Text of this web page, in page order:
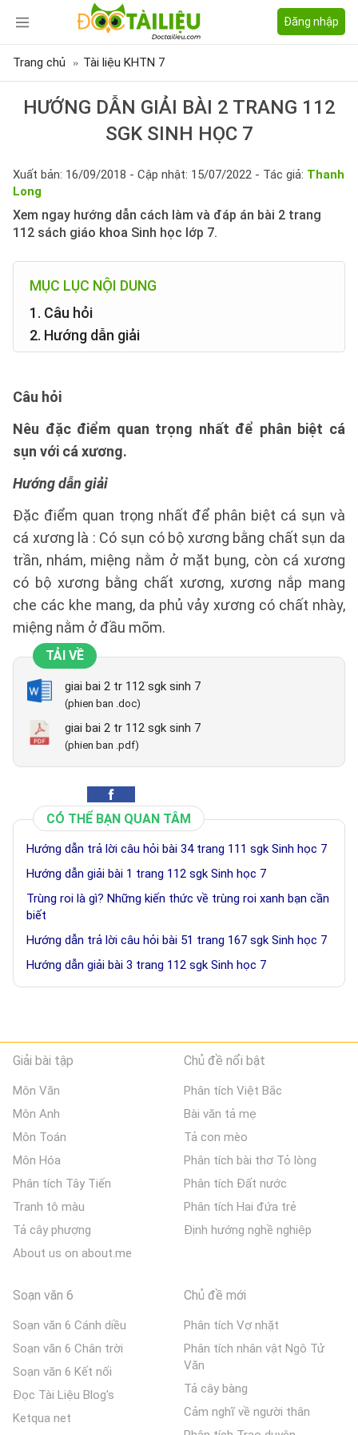
Đăng nhập
Trang chủ Tài liệu KHTN 7
HƯỚNG DẪN GIẢI BÀI 2 TRANG 112
SGK SINH HỌC 7
Xuất bản: 16/09/2018 - Cập nhật: 15/07/2022 - Tác giả: Thanh
Long
Xem ngay hướng dẫn cách làm và đáp án bài 2 trang
112 sách giáo khoa Sinh học lớp 7.
MỤC LỤC NỘI DUNG
1. Câu hỏi
2. Hướng dẫn giải
Câu hỏi
Nêu đặc điểm quan trọng nhất để phân biệt cá
sụn với cá xương.
Hướng dẫn giải
Đặc điểm quan trọng nhất để phân biệt cá sụn và
cá xương là : Có sụn có bộ xương bằng chất sụn da
trần, nhám, miệng nằm ở mặt bụng, còn cá xương
có bộ xương bằng chất xương, xương nắp mang
che các khe mang, da phủ vảy xương có chất nhày,
miệng nằm ở đầu mõm.
TẢI VỀ
giai bai 2 tr 112 sgk sinh 7
(phien ban .doc)
giai bai 2 tr 112 sgk sinh 7
(phien ban .pdf)
CÓ THỂ BẠN QUAN TÂM
Hướng dẫn trả lời câu hỏi bài 34 trang 111 sgk Sinh học 7
Hướng dẫn giải bài 1 trang 112 sgk Sinh học 7
Trùng roi là gì? Những kiến thức về trùng roi xanh bạn cần
biết
Hướng dẫn trả lời câu hỏi bài 51 trang 167 sgk Sinh học 7
Hướng dẫn giải bài 3 trang 112 sgk Sinh học 7
Giải bài tập
Môn Văn
Môn Anh
Môn Toán
Môn Hóa
Phân tích Tây Tiến
Tranh tô màu
Tả cây phượng
About us on about.me
Chủ đề nổi bật
Phân tích Việt Bắc
Bài văn tả mẹ
Tả con mèo
Phân tích bài thơ Tỏ lòng
Phân tích Đất nước
Phân tích Hai đứa trẻ
Định hướng nghề nghiệp
Soạn văn 6
Soạn văn 6 Cánh diều
Soạn văn 6 Chân trời
Soạn văn 6 Kết nối
Đọc Tài Liệu Blog's
Ketqua net
Chủ đề mới
Phân tích Vợ nhặt
Phân tích nhân vật Ngô Tử
Văn
Tả cây bàng
Cảm nghĩ về người thân